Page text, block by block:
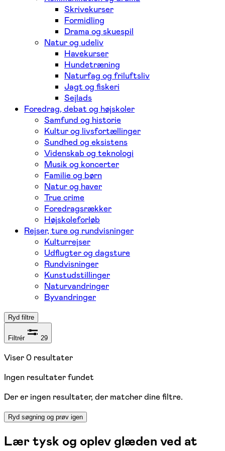
Skrivekurser
Formidling
Drama og skuespil
Natur og udeliv
Havekurser
Hundetræning
Naturfag og friluftsliv
Jagt og fiskeri
Sejlads
Foredrag, debat og højskoler
Samfund og historie
Kultur og livsfortællinger
Sundhed og eksistens
Videnskab og teknologi
Musik og koncerter
Familie og børn
Natur og haver
True crime
Foredragsrækker
Højskoleforløb
Rejser, ture og rundvisninger
Kulturrejser
Udflugter og dagsture
Rundvisninger
Kunstudstillinger
Naturvandringer
Byvandringer
Ryd filtre
Filtrér 29
Viser0 resultater
Ingen resultater fundet
Der er ingen resultater, der matcher dine filtre.
Ryd søgning og prøv igen
Lær tysk og oplev glæden ved at